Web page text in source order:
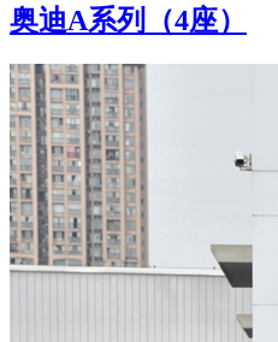
奥迪A系列（4座）